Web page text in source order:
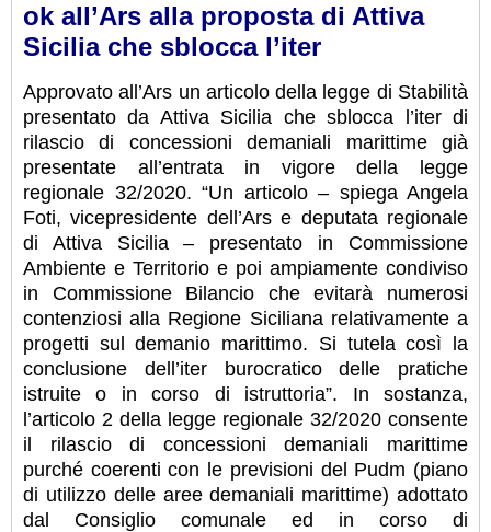
ok all’Ars alla proposta di Attiva
Sicilia che sblocca l’iter
Approvato all’Ars un articolo della legge di Stabilità
presentato da Attiva Sicilia che sblocca l’iter di
rilascio di concessioni demaniali marittime già
presentate all’entrata in vigore della legge
regionale 32/2020. “Un articolo – spiega Angela
Foti, vicepresidente dell’Ars e deputata regionale
di Attiva Sicilia – presentato in Commissione
Ambiente e Territorio e poi ampiamente condiviso
in Commissione Bilancio che evitarà numerosi
contenziosi alla Regione Siciliana relativamente a
progetti sul demanio marittimo. Si tutela così la
conclusione dell’iter burocratico delle pratiche
istruite o in corso di istruttoria”. In sostanza,
l’articolo 2 della legge regionale 32/2020 consente
il rilascio di concessioni demaniali marittime
purché coerenti con le previsioni del Pudm (piano
di utilizzo delle aree demaniali marittime) adottato
dal Consiglio comunale ed in corso di